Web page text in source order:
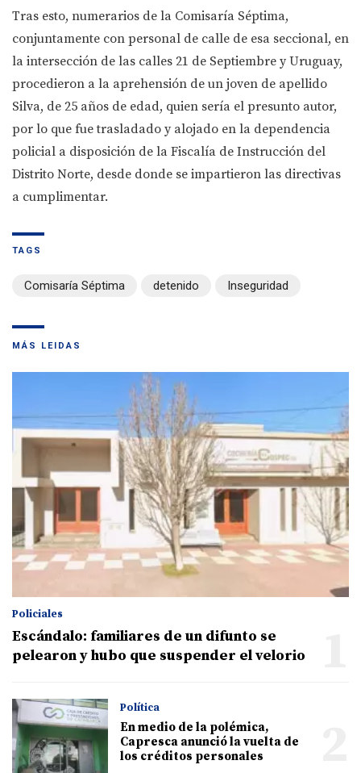
Tras esto, numerarios de la Comisaría Séptima,
conjuntamente con personal de calle de esa seccional, en
la intersección de las calles 21 de Septiembre y Uruguay,
procedieron a la aprehensión de un joven de apellido
Silva, de 25 años de edad, quien sería el presunto autor,
por lo que fue trasladado y alojado en la dependencia
policial a disposición de la Fiscalía de Instrucción del
Distrito Norte, desde donde se impartieron las directivas
a cumplimentar.
TAGS
Comisaría Séptima detenido Inseguridad
MÁS LEIDAS
Policiales
Escándalo: familiares de un difunto se
pelearon y hubo que suspender el velorio
Política
En medio de la polémica,
Capresca anunció la vuelta de
los créditos personales